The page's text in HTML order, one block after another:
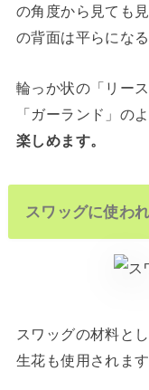
の角度から見ても
の背面は平らにな
輪っか状の「リー
「ガーランド」のよ
楽しめます。
スワッグに使わ
スワッグの材料と
生花も使用されます